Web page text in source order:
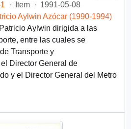
· Item · 1991-05-08
Aylwin Azócar (1990-1994)
Aylwin dirigida a las
entre las cuales se
Transporte y
Director General de
y el Director General del Metro